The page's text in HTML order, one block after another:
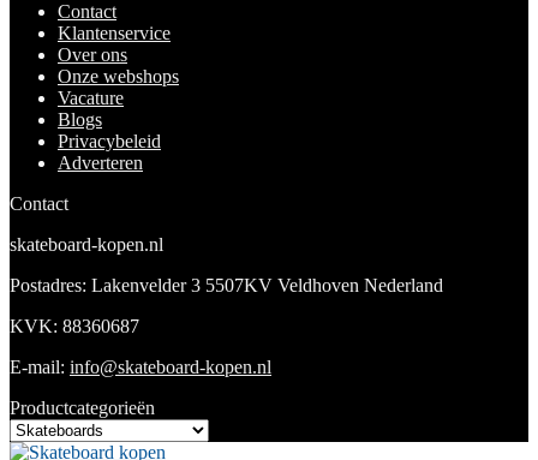
Contact
Klantenservice
Over ons
Onze webshops
Vacature
Blogs
Privacybeleid
Adverteren
Contact
skateboard-kopen.nl
Postadres: Lakenvelder 3 5507KV Veldhoven Nederland
KVK: 88360687
E-mail: info@skateboard-kopen.nl
Productcategorieën